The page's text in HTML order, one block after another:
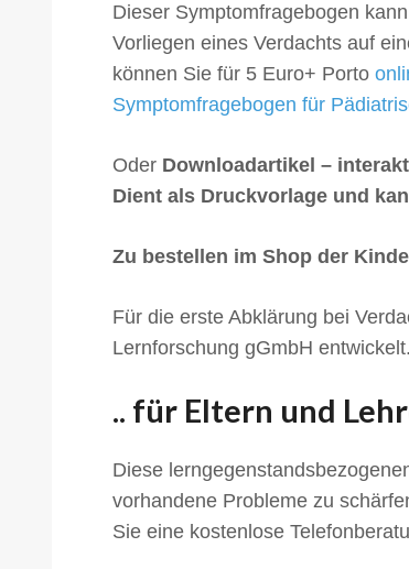
Dieser Symptomfragebogen
Vorliegen eines Verdachts auf
können Sie für 5 Euro+ Porto
Symptomfragebogen für
Oder Downloadartikel –
Dient als Druckvorlage und
Zu bestellen im Shop der
Für die erste Abklärung bei
Lernforschung gGmbH
.. für Eltern und
Diese
vorhandene Probleme zu
Sie eine kostenlose